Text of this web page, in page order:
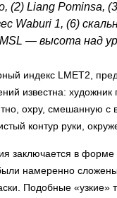
(2) Liang Pominsa,
Waburi 1, (6)
— высота над
индекс LMET2,
известна:
охру, смешанную с
контур руки,
заключается в
намеренно
Подобные «узкие»